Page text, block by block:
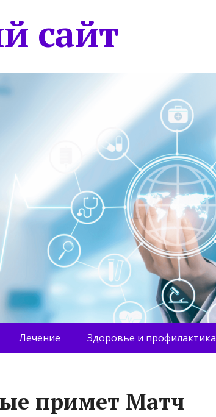
сайт
Лечение Здоровье и профилактика
примет Матч